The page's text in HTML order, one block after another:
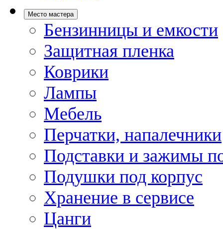
Место мастера
Бензинницы и емкости
Защитная пленка
Коврики
Лампы
Мебель
Перчатки, напалечники
Подставки и зажимы
Подушки под корпус
Хранение в сервисе
Цанги